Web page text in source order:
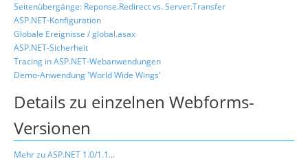
Seitenübergänge: Reponse.Redirect vs. Server.Transfer
ASP.NET-Konfiguration
Globale Ereignisse / global.asax
ASP.NET-Sicherheit
Tracing in ASP.NET-Webanwendungen
Demo-Anwendung 'World Wide Wings'
Details zu einzelnen Webforms-
Versionen
Mehr zu ASP.NET 1.0/1.1...